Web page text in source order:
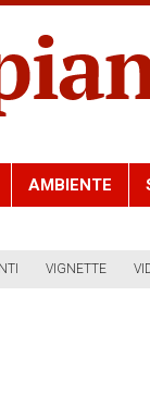
AMBIENTE
VIGNETTE